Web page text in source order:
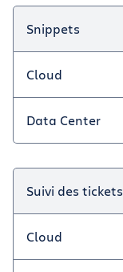
Snippets
Cloud
Data Center
Suivi des tickets
Cloud